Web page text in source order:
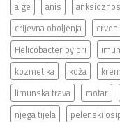
alge anis
crijevna oboljenja
Helicobacter pylori
kozmetika
koža
limunska trava
motar
njega tijela
pelenski